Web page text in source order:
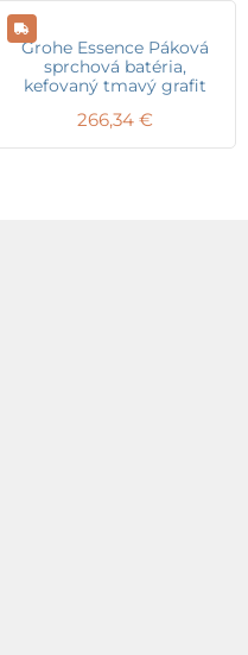
Grohe Essence Páková
sprchová batéria,
kefovaný tmavý grafit
266,34 €